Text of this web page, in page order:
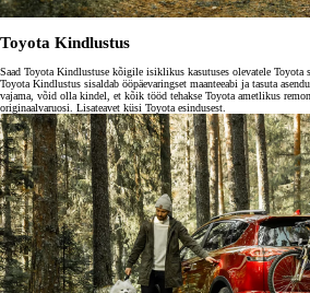
Toyota Kindlustus
Saad Toyota Kindlustuse kõigile isiklikus kasutuses olevatele Toyota
Toyota Kindlustus sisaldab ööpäevaringset maanteeabi ja tasuta
vajama, võid olla kindel, et kõik tööd tehakse Toyota ametlikus
originaalvaruosi. Lisateavet küsi Toyota esindusest.